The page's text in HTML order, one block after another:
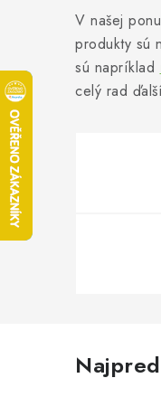
V našej
produkty sú
sú napríklad
celý rad